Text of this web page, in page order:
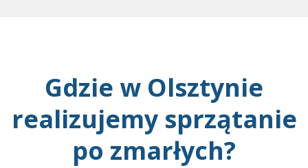
Gdzie w Olsztynie
realizujemy sprzątanie
po zmarłych?